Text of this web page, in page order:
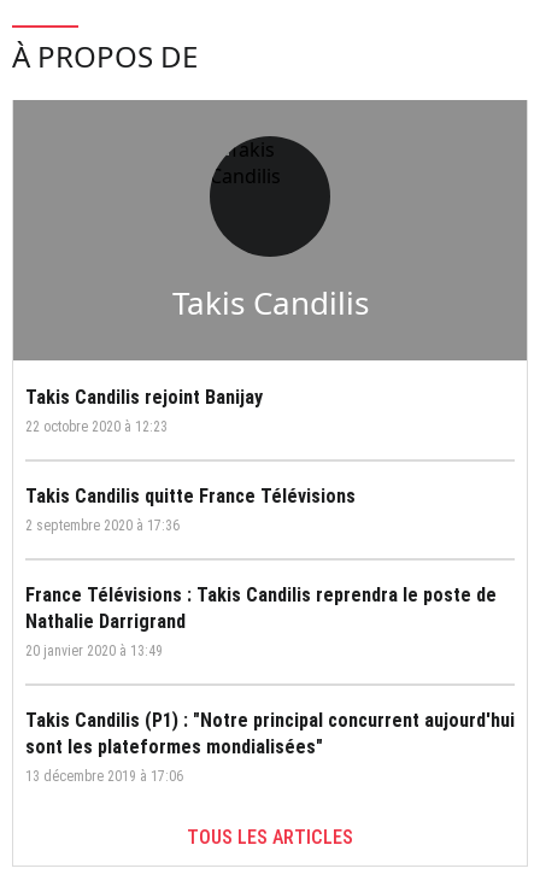
À PROPOS DE
Takis Candilis
Takis Candilis rejoint Banijay
22 octobre 2020 à 12:23
Takis Candilis quitte France Télévisions
2 septembre 2020 à 17:36
France Télévisions : Takis Candilis reprendra le poste de
Nathalie Darrigrand
20 janvier 2020 à 13:49
Takis Candilis (P1) : "Notre principal concurrent aujourd'hui
sont les plateformes mondialisées"
13 décembre 2019 à 17:06
TOUS LES ARTICLES